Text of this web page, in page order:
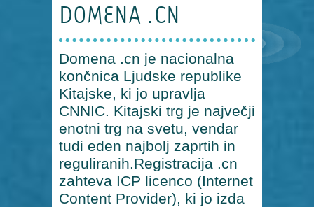
DOMENA .CN
Domena .cn je nacionalna
končnica Ljudske republike
Kitajske, ki jo upravlja
CNNIC. Kitajski trg je največji
enotni trg na svetu, vendar
tudi eden najbolj zaprtih in
reguliranih.Registracija .cn
zahteva ICP licenco (Internet
Content Provider), ki jo izda